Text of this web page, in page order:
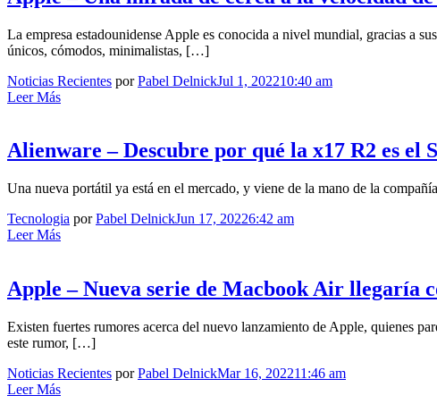
La empresa estadounidense Apple es conocida a nivel mundial, gracias a
únicos, cómodos, minimalistas, […]
Noticias Recientes porPabel DelnickJul 1, 202210:40 am
Leer Más
Alienware – Descubre por qué la x17 R2 es el
Una nueva portátil ya está en el mercado, y viene de la mano de la
Tecnologia porPabel DelnickJun 17, 20226:42 am
Leer Más
Apple – Nueva serie de Macbook Air llegaría
Existen fuertes rumores acerca del nuevo lanzamiento de Apple, quienes
este rumor, […]
Noticias Recientes porPabel DelnickMar 16, 202211:46 am
Leer Más